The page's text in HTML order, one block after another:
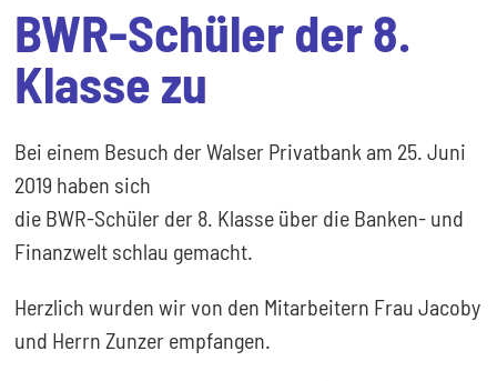
BWR-Schüler der 8.
Klasse zu
Bei einem Besuch der Walser Privatbank am 25. Juni
2019 haben sich
die BWR-Schüler der 8. Klasse über die Banken- und
Finanzwelt schlau gemacht.
Herzlich wurden wir von den Mitarbeitern Frau Jacoby
und Herrn Zunzer empfangen.